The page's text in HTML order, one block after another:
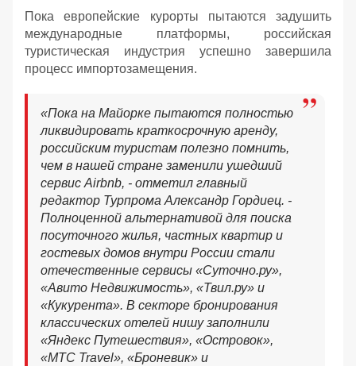
Пока европейские курорты пытаются задушить
международные платформы, российская
туристическая индустрия успешно завершила
процесс импортозамещения.
«Пока на Майорке пытаются полностью
ликвидировать краткосрочную аренду,
российским туристам полезно помнить,
чем в нашей стране заменили ушедший
сервис Airbnb, - отметил главный
редактор Турпрома Александр Гордиец. -
Полноценной альтернативой для поиска
посуточного жилья, частных квартир и
гостевых домов внутри России стали
отечественные сервисы «Суточно.ру»,
«Авито Недвижимость», «Твил.ру» и
«Кукурента». В секторе бронирования
классических отелей нишу заполнили
«Яндекс Путешествия», «Островок»,
«МТС Travel», «Броневик» и